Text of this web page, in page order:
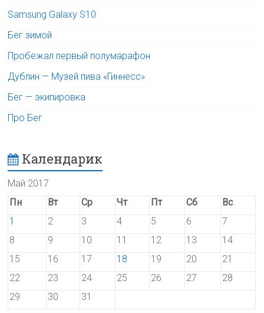
Samsung Galaxy S10
Бег зимой
Пробежал первый полумарафон
Дублин — Музей пива «Гиннесс»
Бег — экипировка
Про Бег
Календарик
Май 2017
Пн
Вт Ср Чт Пт Сб
Вс
1
2 3 4 5 6
7
8
9 10 11 12 13
14
15
16 17 18 19 20
21
22
23 24 25 26 27
28
29
30 31